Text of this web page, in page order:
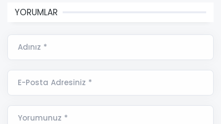
YORUMLAR
Adınız *
E-Posta Adresiniz *
Yorumunuz *